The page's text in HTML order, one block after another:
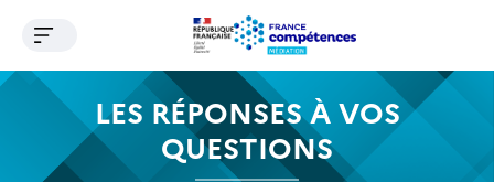
Contenu Recherche Menu Pied de page
Ouvrir le menu de navigation
LES RÉPONSES À VOS
QUESTIONS